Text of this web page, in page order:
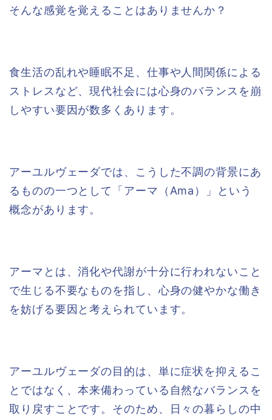
そんな感覚を覚えることはありませんか？
食生活の乱れや睡眠不足、仕事や人間関係による
ストレスなど、現代社会には心身のバランスを崩
しやすい要因が数多くあります。
アーユルヴェーダでは、こうした不調の背景にあ
るものの一つとして「アーマ（Ama）」という
概念があります。
アーマとは、消化や代謝が十分に行われないこと
で生じる不要なものを指し、心身の健やかな働き
を妨げる要因と考えられています。
アーユルヴェーダの目的は、単に症状を抑えるこ
とではなく、本来備わっている自然なバランスを
取り戻すことです。そのため、日々の暮らしの中